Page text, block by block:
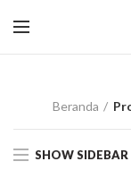
Beranda
SHOW SIDEBAR